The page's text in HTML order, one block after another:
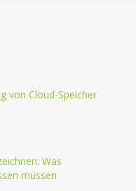
von Cloud-Speicher
Was
müssen